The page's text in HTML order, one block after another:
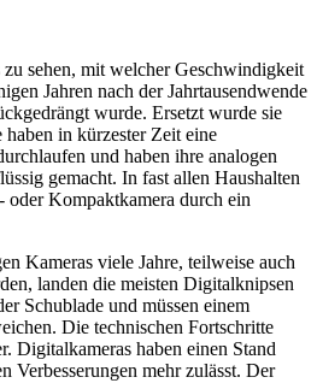
zu sehen, mit welcher Geschwindigkeit
Jahren nach der Jahrtausendwende
wurde. Ersetzt wurde sie
in kürzester Zeit eine
und haben ihre analogen
gemacht. In fast allen Haushalten
oder Kompaktkamera durch ein
Kameras viele Jahre, teilweise auch
landen die meisten Digitalknipsen
Schublade und müssen einem
Die technischen Fortschritte
Digitalkameras haben einen Stand
Verbesserungen mehr zulässt. Der